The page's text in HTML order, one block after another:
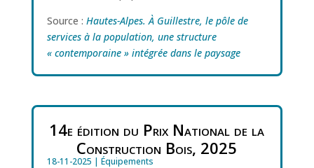
Source : Hautes-Alpes. À Guillestre, le pôle de
services à la population, une structure
« contemporaine » intégrée dans le paysage
14e édition du Prix National de la
Construction Bois, 2025
18-11-2025 | Équipements